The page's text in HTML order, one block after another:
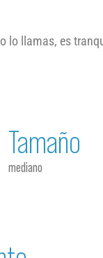
lo llamas, es
Tamaño
mediano